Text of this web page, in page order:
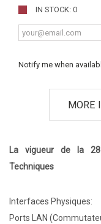
IN STOCK: 0
Notify me when
MORE
La vigueur de la
Techniques
Interfaces Physiques:
Ports LAN